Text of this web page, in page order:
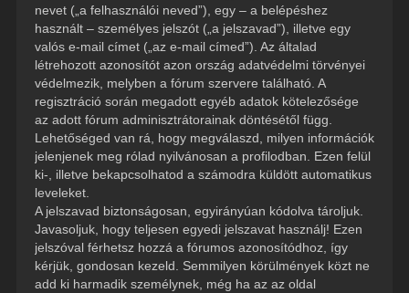
nevet („a felhasználói neved”), egy – a belépéshez
használt – személyes jelszót („a jelszavad”), illetve egy
valós e-mail címet („az e-mail címed”). Az általad
létrehozott azonosítót azon ország adatvédelmi törvényei
védelmezik, melyben a fórum szervere található. A
regisztráció során megadott egyéb adatok kötelezősége
az adott fórum adminisztrátorainak döntésétől függ.
Lehetőséged van rá, hogy megválaszd, milyen információk
jelenjenek meg rólad nyilvánosan a profilodban. Ezen felül
ki-, illetve bekapcsolhatod a számodra küldött automatikus
leveleket.
A jelszavad biztonságosan, egyirányúan kódolva tároljuk.
Javasoljuk, hogy teljesen egyedi jelszavat használj! Ezen
jelszóval férhetsz hozzá a fórumos azonosítódhoz, így
kérjük, gondosan kezeld. Semmilyen körülmények közt ne
add ki harmadik személynek, még ha az az oldal